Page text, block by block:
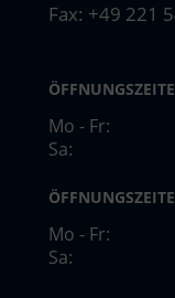
Fax: +49 221
Mo - Fr:
Sa:
Mo - Fr:
Sa: